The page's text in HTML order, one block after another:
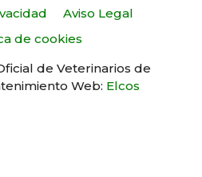
Aviso Legal
de cookies
de Veterinarios de
Web: Elcos